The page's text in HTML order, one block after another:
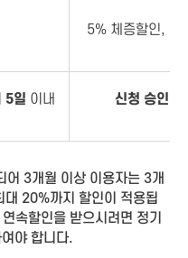
5% 체증할인, 최
5일 이내 신청 승인일
어 3개월 이상 이용자는 3개
20%까지 할인이 적용됩
속할인을 받으시려면 정기
야 합니다.